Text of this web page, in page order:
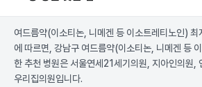
여드름약(이소티논, 니메겐 등 이소트레티노인) 최
에 따르면, 강남구 여드름약(이소티논, 니메겐 등
한 추천 병원은 서울연세21세기의원, 지아인의원
우리집의원입니다.